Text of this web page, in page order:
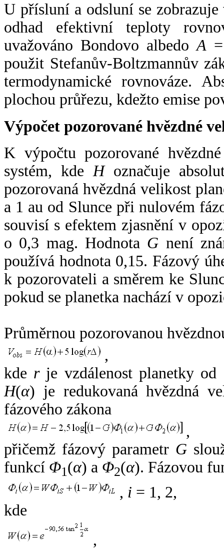
U přísluní a odsluní se
odhad efektivní teploty
uvažováno Bondovo albedoA
použit Stefanův-Boltzmannův
termodynamické rovnováze.
plochou průřezu, kdežto emise
Výpočet pozorované hvězdné
K výpočtu pozorované
systém, kde Hoznačuje
pozorovaná hvězdná velikost
a 1 au od Slunce při nulovém
souvisí s efektem zjasnění v
o 0,3 mag. Hodnota G není
používá hodnota 0,15. Fázový
k pozorovateli a směrem ke
pokud se planetka nachází v
Průměrnou pozorovanou
,
kde rje vzdálenost planetky od
H(α) je redukovaná hvězdná
fázového zákona
,
přičemž fázový parametr G
funkcí Φ1(α) a Φ2(α). Fázovou
, i = 1, 2,
kde
,